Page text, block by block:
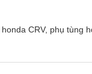
CRV, phụ tùng